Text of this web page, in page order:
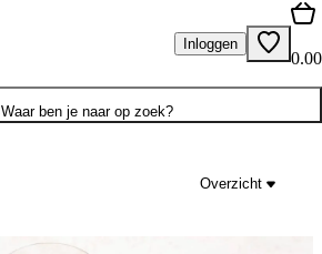
Inloggen
0.00
Waar ben je naar op zoek?
Overzicht